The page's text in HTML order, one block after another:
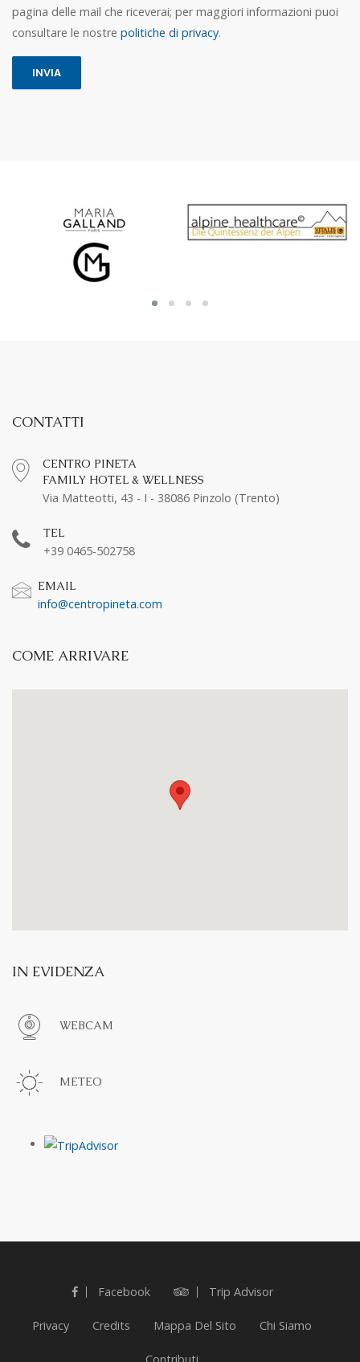
pagina delle mail che riceverai; per maggiori informazioni puoi
consultare le nostre politiche di privacy.
CONTATTI
CENTRO PINETA
FAMILY HOTEL & WELLNESS
Via Matteotti, 43 - I - 38086 Pinzolo (Trento)
TEL
+39 0465-502758
EMAIL
info@centropineta.com
COME ARRIVARE
IN EVIDENZA
WEBCAM
METEO
Facebook Trip Advisor
Privacy Credits Mappa Del Sito Chi Siamo
Contributi